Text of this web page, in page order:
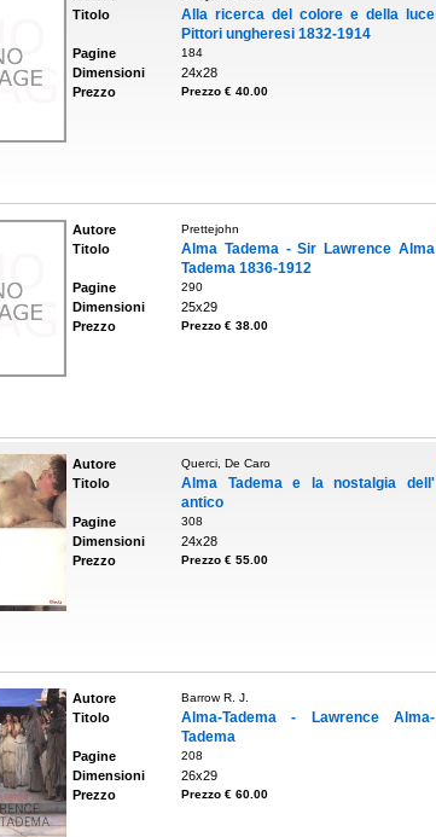
Titolo
Alla ricerca del colore e della luce
Pittori ungheresi 1832-1914
Pagine 184
Dimensioni
24x28
Prezzo
Prezzo € 40.00
Autore Prettejohn
Titolo
Alma Tadema - Sir Lawrence Alma
Tadema 1836-1912
Pagine 290
Dimensioni
25x29
Prezzo
Prezzo € 38.00
Autore Querci, De Caro
Titolo
Alma Tadema e la nostalgia dell'
antico
Pagine 308
Dimensioni
24x28
Prezzo
Prezzo € 55.00
Autore Barrow R. J.
Titolo
Alma-Tadema - Lawrence Alma-
Tadema
Pagine 208
Dimensioni
26x29
Prezzo
Prezzo € 60.00